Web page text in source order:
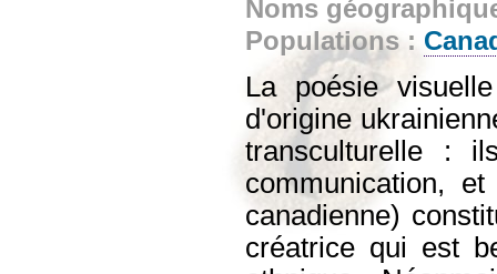
Noms
Populations :
La poésie
d'origine
transculturelle :
communication,
canadienne)
créatrice qui est